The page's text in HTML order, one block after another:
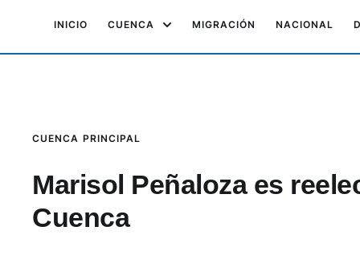
INICIO CUENCA MIGRACIÓN NACIONAL
CUENCA PRINCIPAL
Marisol Peñaloza es
Cuenca